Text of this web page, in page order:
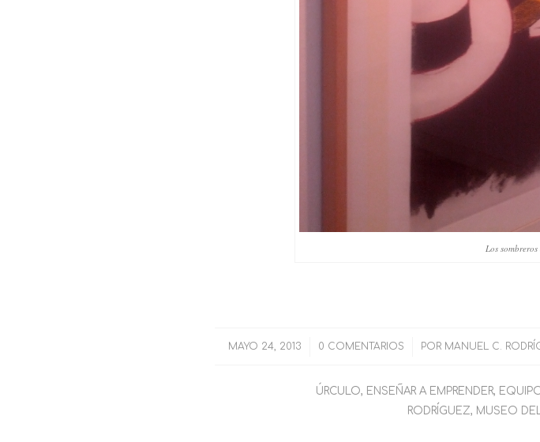
Los
MAYO 24, 2013 0 COMENTARIOS
/ POR MANUEL C.
ÚRCULO, ENSEÑAR A EMPRENDER,
RODRÍGUEZ, MUSEO